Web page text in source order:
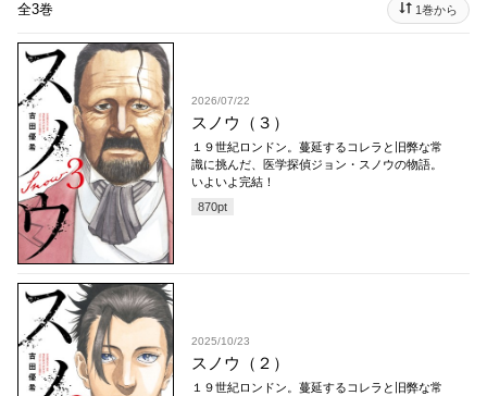
全3巻 1巻から
2026/07/22
スノウ（３）
１９世紀ロンドン。蔓延するコレラと旧弊な常
識に挑んだ、医学探偵ジョン・スノウの物語。
いよいよ完結！
870pt
2025/10/23
スノウ（２）
１９世紀ロンドン。蔓延するコレラと旧弊な常